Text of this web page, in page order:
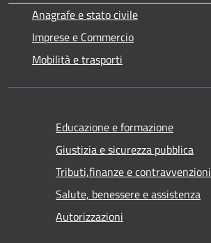
Anagrafe e stato civile
Imprese e Commercio
Mobilità e trasporti
Educazione e formazione
Giustizia e sicurezza pubblica
Tributi,finanze e contravvenzioni
Salute, benessere e assistenza
Autorizzazioni